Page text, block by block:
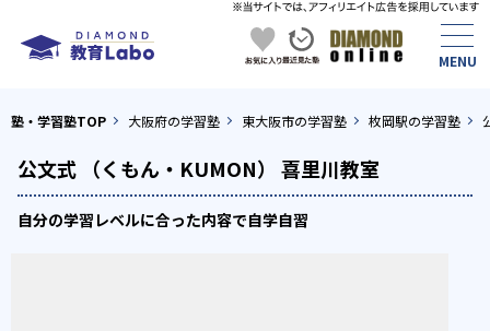
塾・学習塾TOP 大阪府の学習塾 東大阪市の学習塾 枚岡駅の学習塾
公文式 （くもん・KUMON） 喜里川教室
自分の学習レベルに合った内容で自学自習